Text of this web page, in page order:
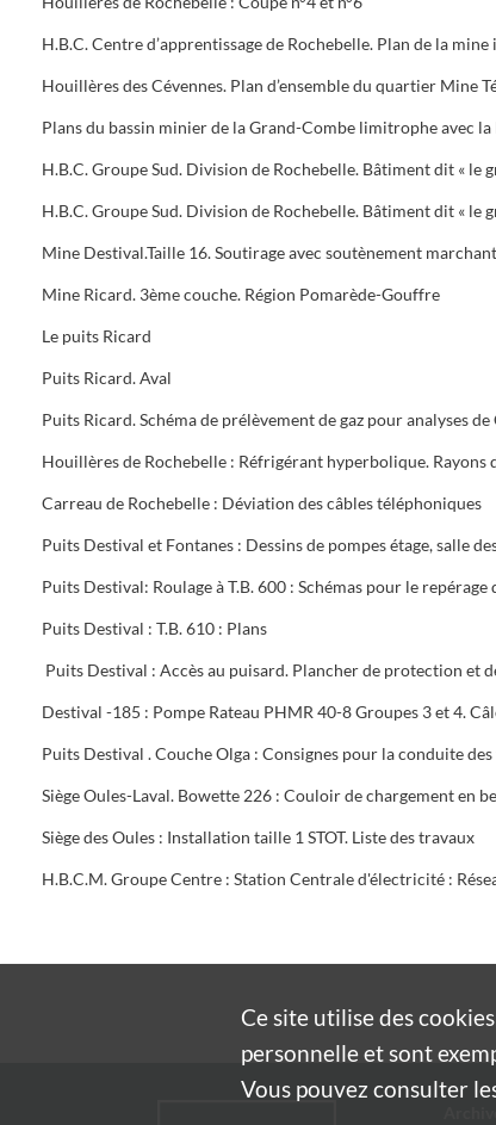
Mine Ricard. 3ème couche. Région Pomarède-Gouffre
Le puits Ricard
Puits Ricard. Aval
Carreau de Rochebelle : Déviation des câbles téléphoniques
Puits Destival : T.B. 610 : Plans
Siège des Oules : Installation taille 1 STOT. Liste des travaux
Ce site utilise descookies
personnelle et sont
Vous pouvez consulter